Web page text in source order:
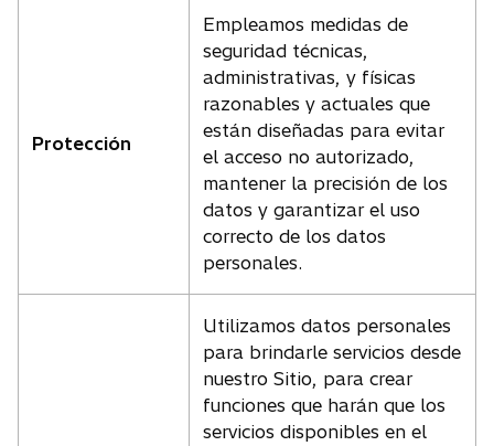
Protección
Empleamos medidas de
seguridad técnicas,
administrativas, y físicas
razonables y actuales que
están diseñadas para evitar
el acceso no autorizado,
mantener la precisión de los
datos y garantizar el uso
correcto de los datos
personales.
Utilizamos datos personales
para brindarle servicios desde
nuestro Sitio, para crear
funciones que harán que los
servicios disponibles en el